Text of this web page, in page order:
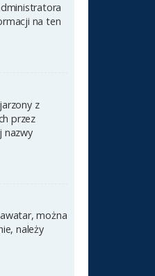
na ten
z
przez
nazwy
można
należy